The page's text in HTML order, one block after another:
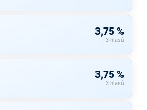
3,75 %
3 hlasů
3,75 %
3 hlasů